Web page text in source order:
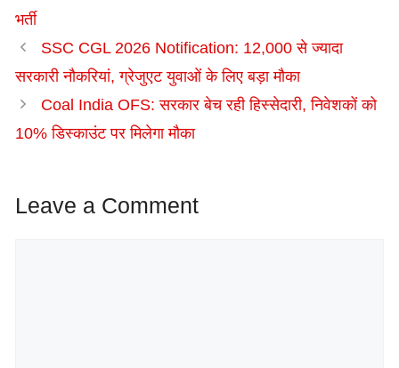
भर्ती
SSC CGL 2026 Notification: 12,000 से ज्यादा
सरकारी नौकरियां, ग्रेजुएट युवाओं के लिए बड़ा मौका
Coal India OFS: सरकार बेच रही हिस्सेदारी, निवेशकों को
10% डिस्काउंट पर मिलेगा मौका
Leave a Comment